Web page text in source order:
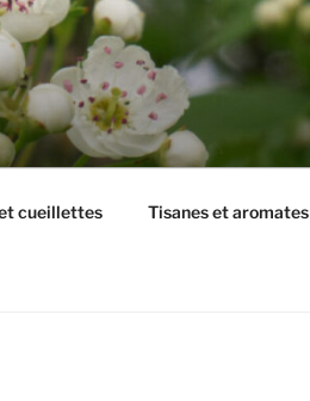
cueillettes Tisanes et aromates